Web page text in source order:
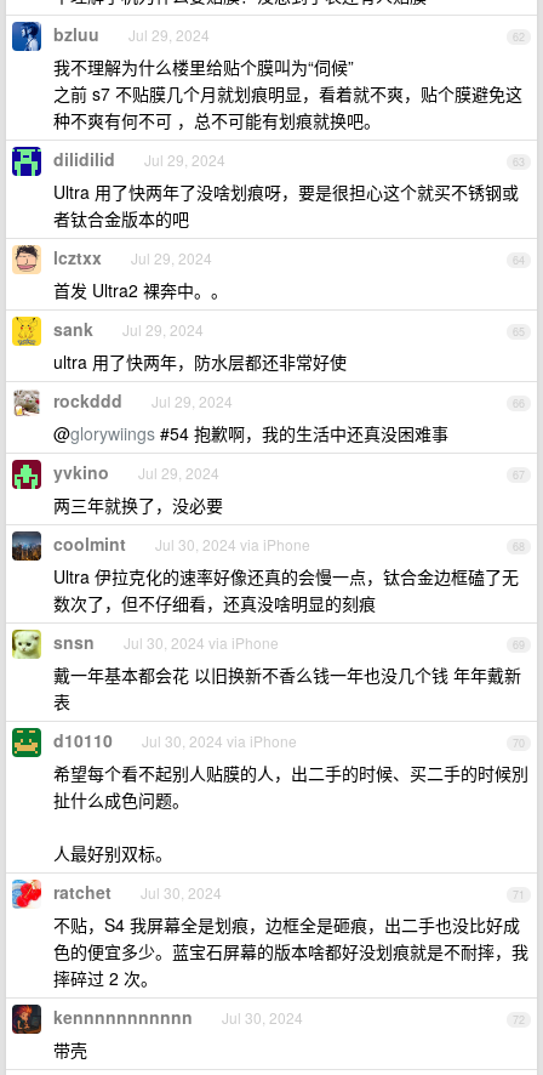
62
bzluu Jul 29, 2024
我不理解为什么楼里给贴个膜叫为“伺候”
之前 s7 不贴膜几个月就划痕明显，看着就不爽，贴个膜避免这
种不爽有何不可 ，总不可能有划痕就换吧。
63
dilidilid Jul 29, 2024
Ultra 用了快两年了没啥划痕呀，要是很担心这个就买不锈钢或
者钛合金版本的吧
64
lcztxx Jul 29, 2024
首发 Ultra2 裸奔中。。
65
sank Jul 29, 2024
ultra 用了快两年，防水层都还非常好使
66
rockddd Jul 29, 2024
@glorywiings #54 抱歉啊，我的生活中还真没困难事
67
yvkino Jul 29, 2024
两三年就换了，没必要
68
coolmint Jul 30, 2024 via iPhone
Ultra 伊拉克化的速率好像还真的会慢一点，钛合金边框磕了无
数次了，但不仔细看，还真没啥明显的刻痕
69
snsn Jul 30, 2024 via iPhone
戴一年基本都会花 以旧换新不香么钱一年也没几个钱 年年戴新
表
70
d10110 Jul 30, 2024 via iPhone
希望每个看不起别人贴膜的人，出二手的时候、买二手的时候別
扯什么成色问题。
人最好别双标。
71
ratchet Jul 30, 2024
不贴，S4 我屏幕全是划痕，边框全是砸痕，出二手也没比好成
色的便宜多少。蓝宝石屏幕的版本啥都好没划痕就是不耐摔，我
摔碎过 2 次。
72
kennnnnnnnnnn Jul 30, 2024
带壳